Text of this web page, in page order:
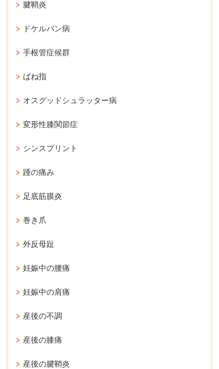
腱鞘炎
ドケルバン病
手根管症候群
ばね指
オスグッドシュラッター病
変形性膝関節症
シンスプリント
踵の痛み
足底筋膜炎
巻き爪
外反母趾
妊娠中の腰痛
妊娠中の肩痛
産後の不調
産後の膝痛
産後の腱鞘炎